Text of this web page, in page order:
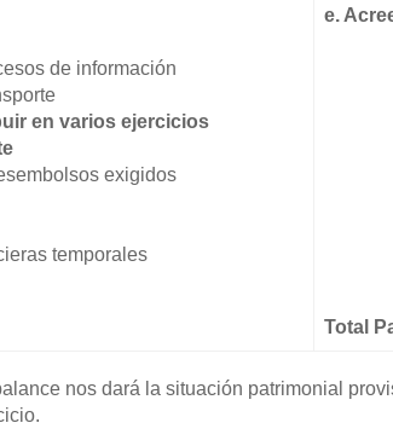
de información
en varios ejercicios
exigidos
temporales
e.
Total
nos dará la situación patrimonial